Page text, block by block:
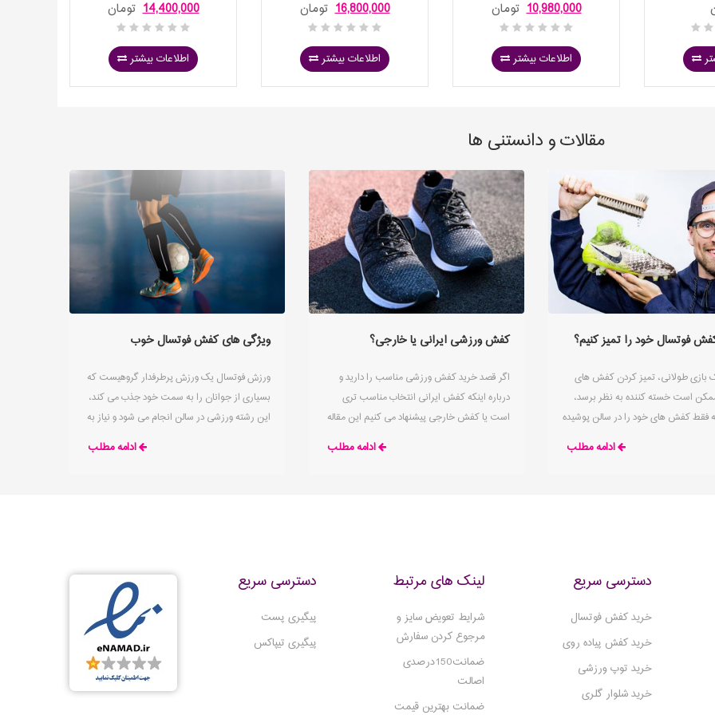
تومان 14,400,000
اطلاعات بیشتر
تومان 16,800,000
اطلاعات بیشتر
تومان 10,980,000
اطلاعات بیشتر
مقالات و دانستنی ها
فوتسال خود را تمیز کنیم؟
طولانی، تمیز کردن کفش های
است خسته کننده به نظر برسد،
فقط کفش های خود را در سالن پوشیده
تمیز کردن منظم کفش های فوتسال
ادامه مطلب
کفش ورزشی ایرانی یا خارجی؟
اگر قصد خرید کفش ورزشی مناسب را دارید و
درباره اینکه کفش ایرانی انتخاب مناسب تری
است یا کفش خارجی پیشنهاد می کنیم این مقاله
ادامه مطلب
ویژگی های کفش فوتسال خوب
ورزش فوتسال یک ورزش پرطرفدار گروهیست که
بسیاری از جوانان را به سمت خود جذب می کند،
این رشته ورزشی در سالن انجام می شود و نیاز به
فوتسال تخصصی و مناسب مانند هر رشته ورزشی
ادامه مطلب
دسترسی سریع
پیگیری پست
پیگیری تیپاکس
لینک های مرتبط
شرایط تعویض سایز و
مرجوع کردن سفارش
ضمانت150درصدی
اصالت
ضمانت بهترین قیمت
دسترسی سریع
خرید کفش فوتسال
خرید کفش پیاده روی
خرید توپ ورزشی
خرید شلوار گلری